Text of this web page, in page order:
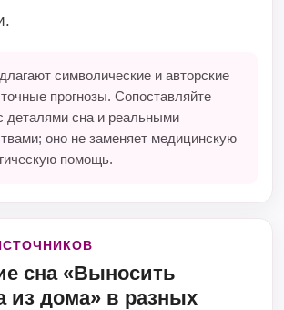
символические и авторские
прогнозы. Сопоставляйте
деталями сна и реальными
оно не заменяет медицинскую
помощь.
сна «Выносить
из дома» в разных